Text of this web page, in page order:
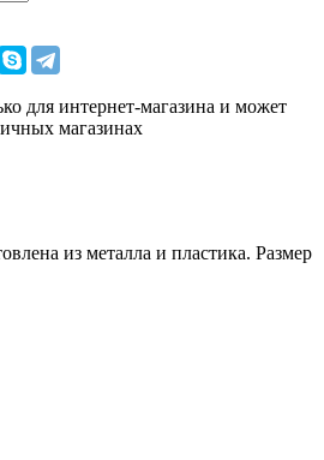
для интернет-магазина и может
магазинах
из металла и пластика. Размер